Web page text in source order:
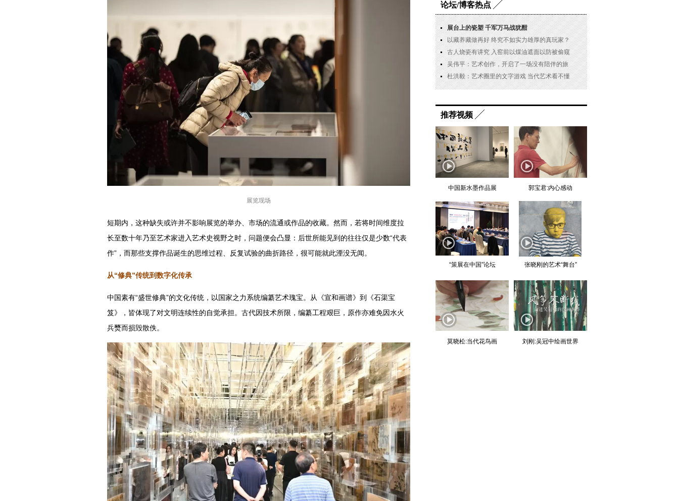
展览现场
短期内，这种缺失或许并不影响展览的举办、市场的流通或作品的收藏。然而，若将时间维度拉
长至数十年乃至艺术家进入艺术史视野之时，问题便会凸显：后世所能见到的往往仅是少数“代表
作”，而那些支撑作品诞生的思维过程、反复试验的曲折路径，很可能就此湮没无闻。
从“修典”传统到数字化传承
中国素有“盛世修典”的文化传统，以国家之力系统编纂艺术瑰宝。从《宣和画谱》到《石渠宝
笈》，皆体现了对文明连续性的自觉承担。古代因技术所限，编纂工程艰巨，原作亦难免因水火
兵燹而损毁散佚。
论坛/博客热点
展台上的瓷塑 千军万马战犹酣
以藏养藏做再好 终究不如实力雄厚的真玩家？
古人烧瓷有讲究 入窑前以煤油遮面以防被偷窥
吴伟平：艺术创作，开启了一场没有陪伴的旅
杜洪毅：艺术圈里的文字游戏 当代艺术看不懂
推荐视频
中国新水墨作品展 郭宝君:内心感动
“策展在中国”论坛 张晓刚的艺术“舞台”
莫晓松:当代花鸟画 刘刚:吴冠中绘画世界